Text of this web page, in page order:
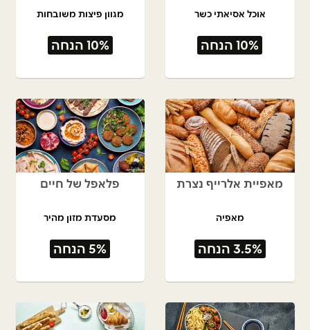
אוכל אסיאתי כשר
10% הנחה
מגוון פיצות משובחות
10% הנחה
מאפיית אלרייף נצרת
מאפיה
3.5% הנחה
פלאפל של חיים
מסעדת מזון מהיר
5% הנחה